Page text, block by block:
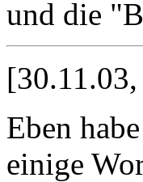
und die
Eben
einige